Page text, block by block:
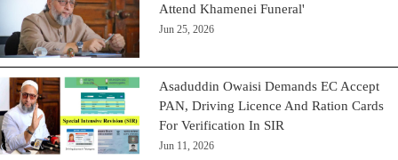
Attend Khamenei Funeral'
Jun 25, 2026
Asaduddin Owaisi Demands EC Accept
PAN, Driving Licence And Ration Cards
For Verification In SIR
Jun 11, 2026